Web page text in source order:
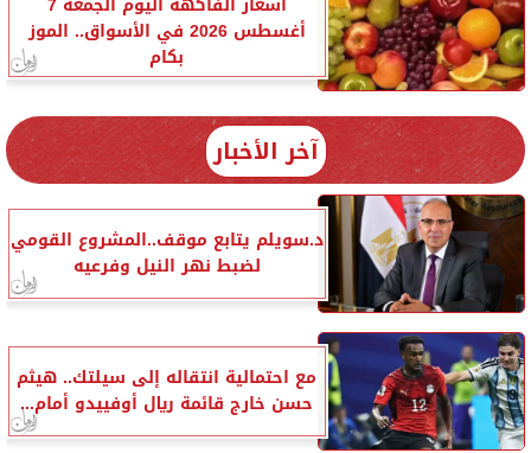
أغسطس 2026 في الأسواق.. الموز
بكام
آخر الأخبار
د.سويلم يتابع موقف..المشروع القومي
لضبط نهر النيل وفرعيه
مع احتمالية انتقاله إلى سيلتك.. هيثم
حسن خارج قائمة ريال أوفييدو أمام...